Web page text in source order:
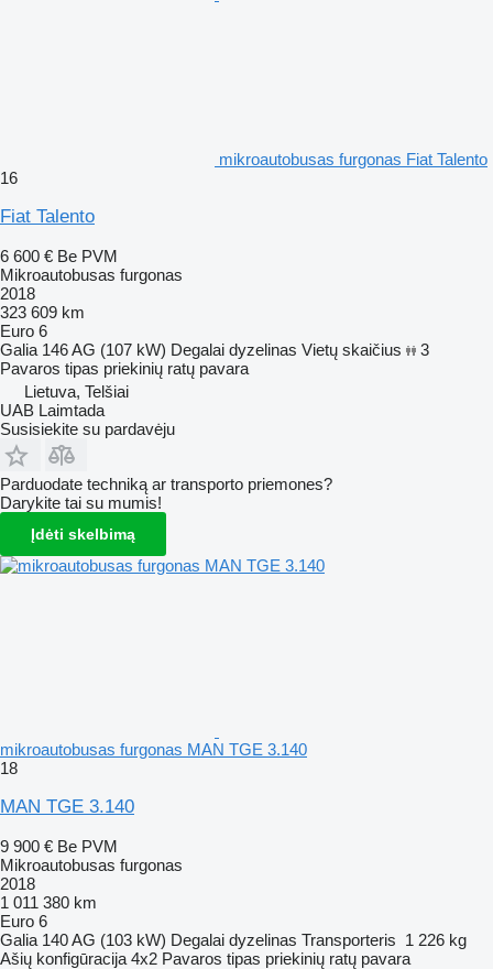
mikroautobusas furgonas Fiat Talento
16
Fiat Talento
6 600 € Be PVM
Mikroautobusas furgonas
2018
323 609 km
Euro 6
Galia 146 AG (107 kW) Degalai dyzelinas Vietų skaičius
3
Pavaros tipas priekinių ratų pavara
Lietuva, Telšiai
UAB Laimtada
Susisiekite su pardavėju
Parduodate techniką ar transporto priemones?
Darykite tai su mumis!
Įdėti skelbimą
mikroautobusas furgonas MAN TGE 3.140
18
MAN TGE 3.140
9 900 € Be PVM
Mikroautobusas furgonas
2018
1 011 380 km
Euro 6
Galia 140 AG (103 kW) Degalai dyzelinas Transporteris 1 226 kg
Ašių konfigūracija 4x2 Pavaros tipas priekinių ratų pavara